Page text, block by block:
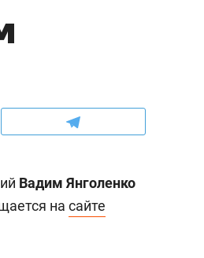
Вадим Янголенко
на сайте
мастеров